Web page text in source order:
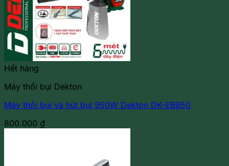
Hết hàng
Máy thổi bụi Dekton
Máy thổi bụi và hút bụi 950W Dekton DK-EB950
800.000 ₫